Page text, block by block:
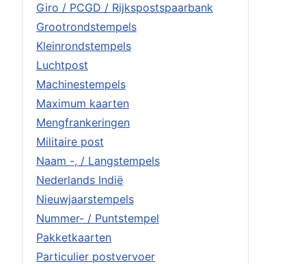
Giro / PCGD / Rijkspostspaarbank
Grootrondstempels
Kleinrondstempels
Luchtpost
Machinestempels
Maximum kaarten
Mengfrankeringen
Militaire post
Naam -, / Langstempels
Nederlands Indië
Nieuwjaarstempels
Nummer- / Puntstempel
Pakketkaarten
Particulier postvervoer